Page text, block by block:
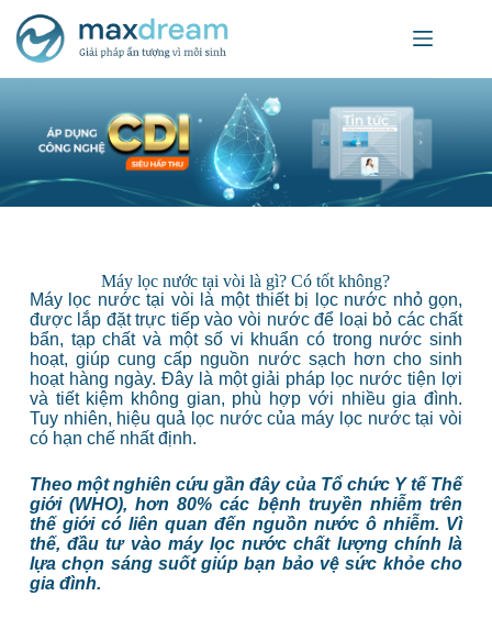
Máy lọc nước tại vòi là gì? Có tốt không?
Máy lọc nước tại vòi là một thiết bị lọc nước nhỏ gọn,
được lắp đặt trực tiếp vào vòi nước để loại bỏ các chất
bẩn, tạp chất và một số vi khuẩn có trong nước sinh
hoạt, giúp cung cấp nguồn nước sạch hơn cho sinh
hoạt hàng ngày. Đây là một giải pháp lọc nước tiện lợi
và tiết kiệm không gian, phù hợp với nhiều gia đình.
Tuy nhiên, hiệu quả lọc nước của máy lọc nước tại vòi
có hạn chế nhất định.
Theo một nghiên cứu gần đây của Tổ chức Y tế Thế
giới (WHO), hơn 80% các bệnh truyền nhiễm trên
thế giới có liên quan đến nguồn nước ô nhiễm. Vì
thế, đầu tư vào máy lọc nước chất lượng chính là
lựa chọn sáng suốt giúp bạn bảo vệ sức khỏe cho
gia đình.